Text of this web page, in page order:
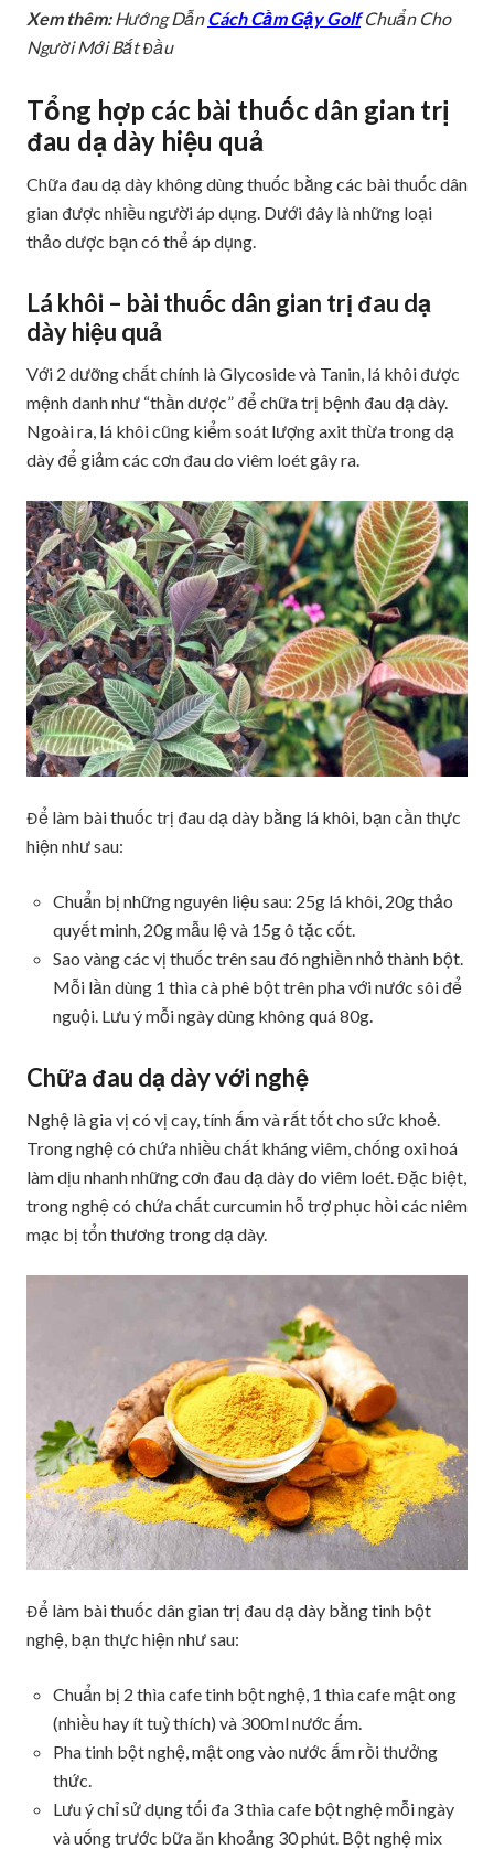
Xem thêm:Hướng DẫnCách Cầm Gậy Golf Chuẩn Cho
Người Mới Bắt Đầu
Tổng hợp các bài thuốc dân gian trị
đau dạ dày hiệu quả
Chữa đau dạ dày không dùng thuốc bằng các bài thuốc dân
gian được nhiều người áp dụng. Dưới đây là những loại
thảo dược bạn có thể áp dụng.
Lá khôi – bài thuốc dân gian trị đau dạ
dày hiệu quả
Với 2 dưỡng chất chính là Glycoside và Tanin, lá khôi được
mệnh danh như “thần dược” để chữa trị bệnh đau dạ dày.
Ngoài ra, lá khôi cũng kiểm soát lượng axit thừa trong dạ
dày để giảm các cơn đau do viêm loét gây ra.
Để làm bài thuốc trị đau dạ dày bằng lá khôi, bạn cần thực
hiện như sau:
Chuẩn bị những nguyên liệu sau: 25g lá khôi, 20g thảo
quyết minh, 20g mẫu lệ và 15g ô tặc cốt.
Sao vàng các vị thuốc trên sau đó nghiền nhỏ thành bột.
Mỗi lần dùng 1 thìa cà phê bột trên pha với nước sôi để
nguội. Lưu ý mỗi ngày dùng không quá 80g.
Chữa đau dạ dày với nghệ
Nghệ là gia vị có vị cay, tính ấm và rất tốt cho sức khoẻ.
Trong nghệ có chứa nhiều chất kháng viêm, chống oxi hoá
làm dịu nhanh những cơn đau dạ dày do viêm loét. Đặc biệt,
trong nghệ có chứa chất curcumin hỗ trợ phục hồi các niêm
mạc bị tổn thương trong dạ dày.
Để làm bài thuốc dân gian trị đau dạ dày bằng tinh bột
nghệ, bạn thực hiện như sau:
Chuẩn bị 2 thìa cafe tinh bột nghệ, 1 thìa cafe mật ong
(nhiều hay ít tuỳ thích) và 300ml nước ấm.
Pha tinh bột nghệ, mật ong vào nước ấm rồi thưởng
thức.
Lưu ý chỉ sử dụng tối đa 3 thìa cafe bột nghệ mỗi ngày
và uống trước bữa ăn khoảng 30 phút. Bột nghệ mix